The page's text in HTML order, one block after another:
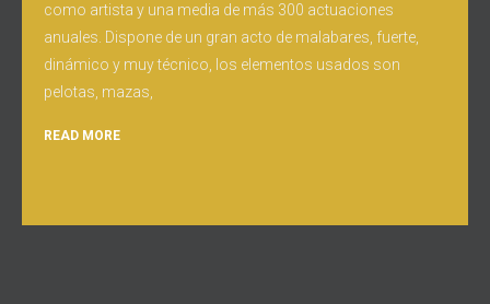
como artista y una media de más 300 actuaciones
anuales. Dispone de un gran acto de malabares, fuerte,
dinámico y muy técnico, los elementos usados son
pelotas, mazas,
READ MORE